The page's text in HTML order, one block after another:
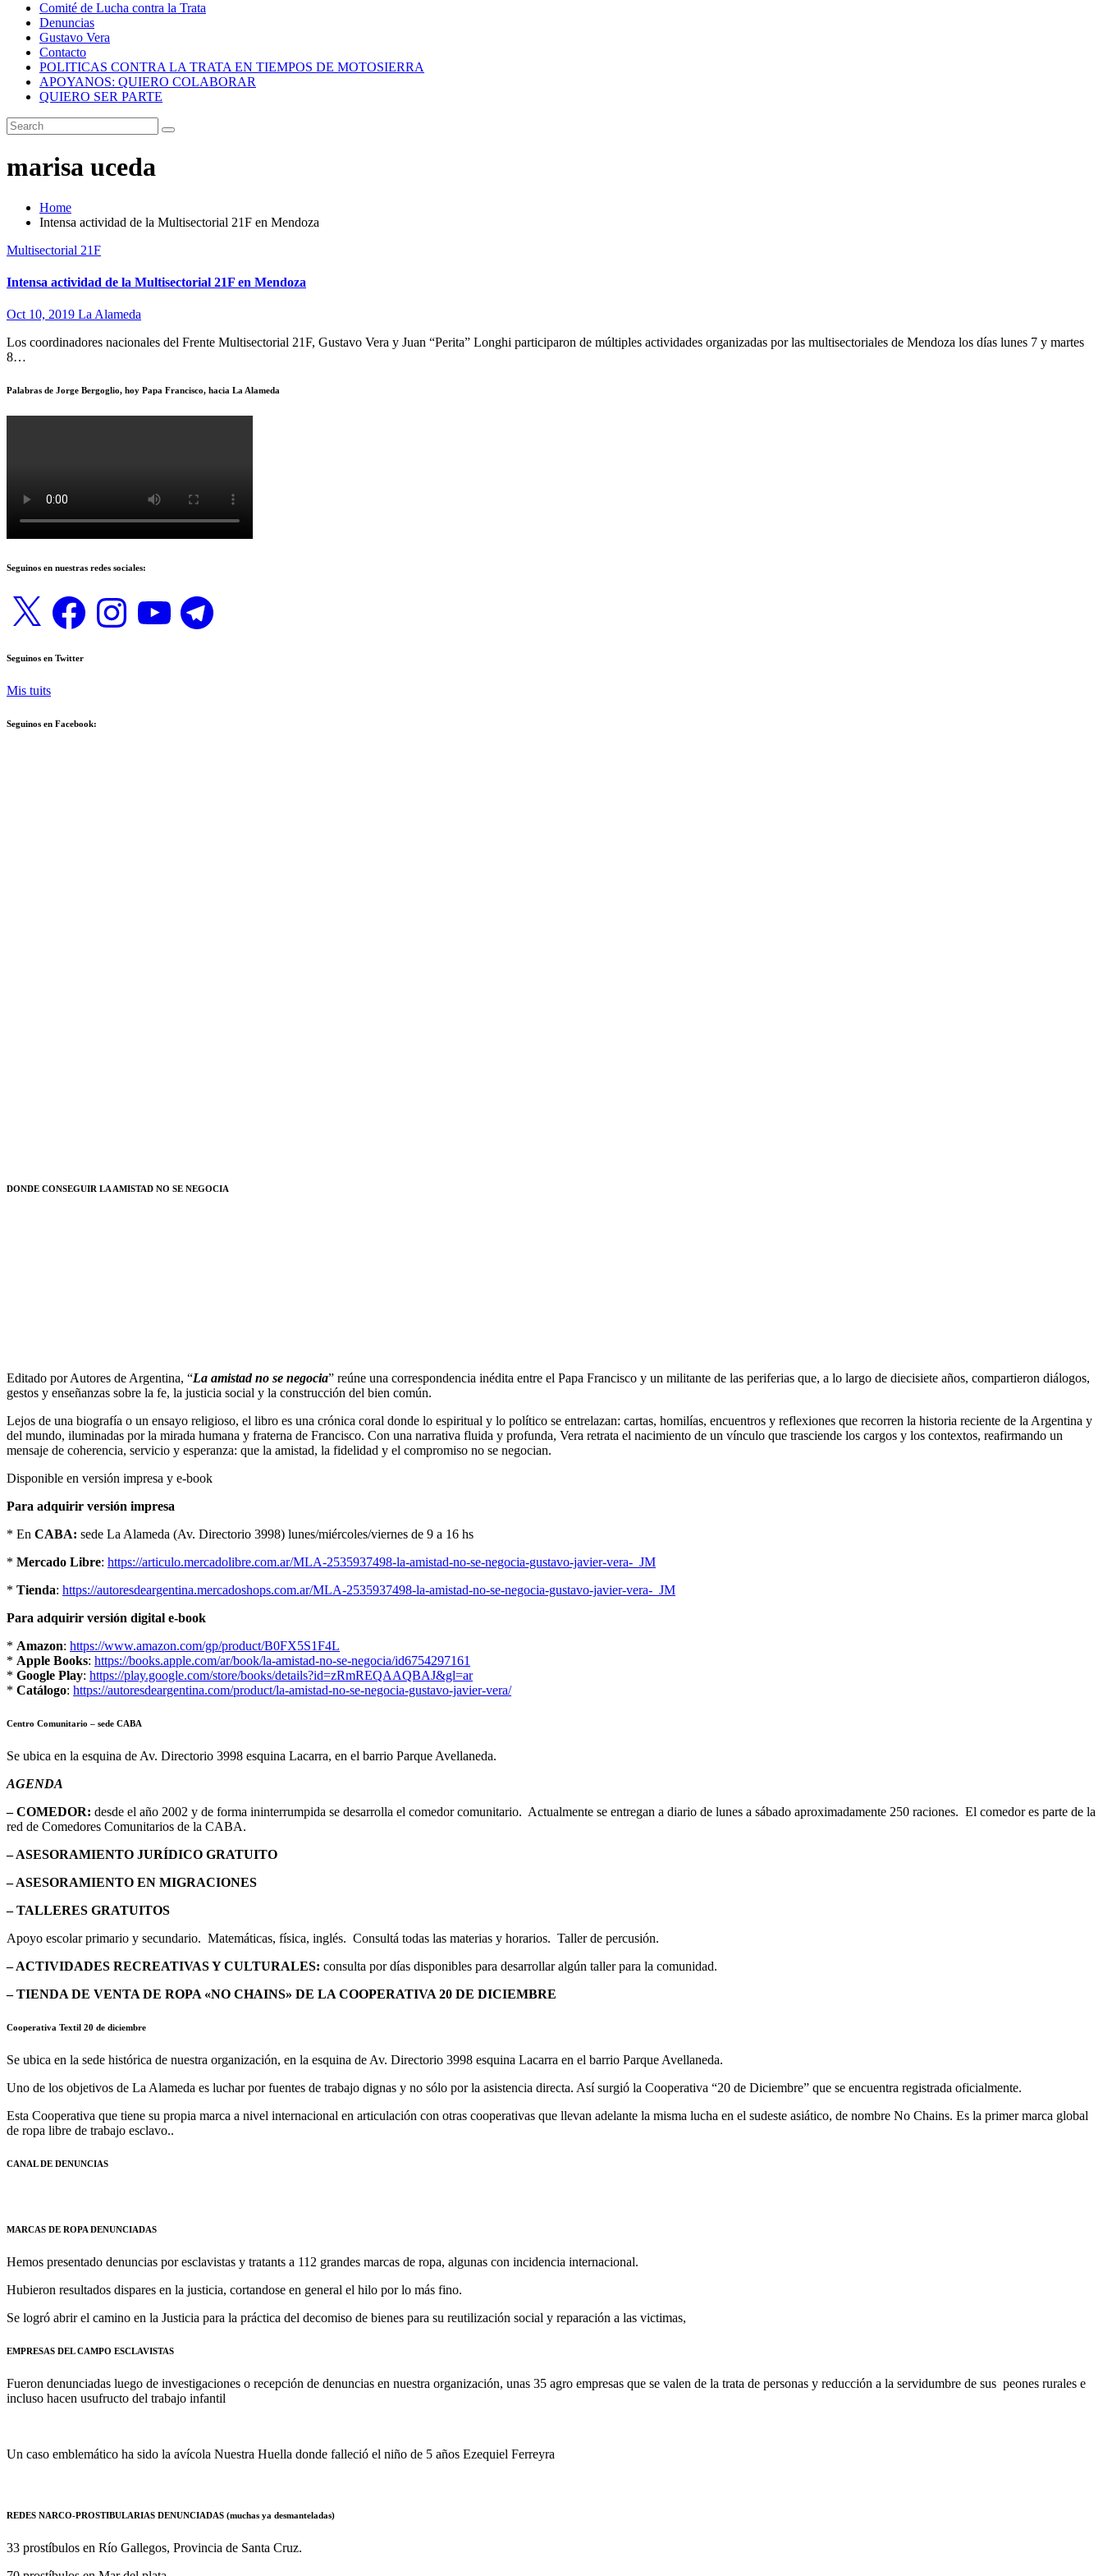
Comité de Lucha contra la Trata
Denuncias
Gustavo Vera
Contacto
POLITICAS CONTRA LA TRATA EN TIEMPOS DE MOTOSIERRA
APOYANOS: QUIERO COLABORAR
QUIERO SER PARTE
marisa uceda
Home
Intensa actividad de la Multisectorial 21F en Mendoza
Multisectorial 21F
Intensa actividad de la Multisectorial 21F en Mendoza
Oct 10, 2019 La Alameda
Los coordinadores nacionales del Frente Multisectorial 21F, Gustavo Vera y Juan “Perita” Longhi participaron de múltiples actividades organizadas por las multisectoriales de Mendoza los días lunes 7 y martes
8…
Palabras de Jorge Bergoglio, hoy Papa Francisco, hacia La Alameda
Seguinos en nuestras redes sociales:
X FacebookInstagramYouTube Telegram
Seguinos en Twitter
Mis tuits
Seguinos en Facebook:
DONDE CONSEGUIR LA AMISTAD NO SE NEGOCIA
Editado por Autores de Argentina, “La amistad no se negocia” reúne una correspondencia inédita entre el Papa Francisco y un militante de las periferias que, a lo largo de diecisiete años, compartieron diálogos,
gestos y enseñanzas sobre la fe, la justicia social y la construcción del bien común.
Lejos de una biografía o un ensayo religioso, el libro es una crónica coral donde lo espiritual y lo político se entrelazan: cartas, homilías, encuentros y reflexiones que recorren la historia reciente de la Argentina y
del mundo, iluminadas por la mirada humana y fraterna de Francisco. Con una narrativa fluida y profunda, Vera retrata el nacimiento de un vínculo que trasciende los cargos y los contextos, reafirmando un
mensaje de coherencia, servicio y esperanza: que la amistad, la fidelidad y el compromiso no se negocian.
Disponible en versión impresa y e-book
Para adquirir versión impresa
* En CABA: sede La Alameda (Av. Directorio 3998) lunes/miércoles/viernes de 9 a 16 hs
* Mercado Libre: https://articulo.mercadolibre.com.ar/MLA-2535937498-la-amistad-no-se-negocia-gustavo-javier-vera-_JM
* Tienda: https://autoresdeargentina.mercadoshops.com.ar/MLA-2535937498-la-amistad-no-se-negocia-gustavo-javier-vera-_JM
Para adquirir versión digital e-book
* Amazon: https://www.amazon.com/gp/product/B0FX5S1F4L
* Apple Books: https://books.apple.com/ar/book/la-amistad-no-se-negocia/id6754297161
* Google Play: https://play.google.com/store/books/details?id=zRmREQAAQBAJ&gl=ar
* Catálogo: https://autoresdeargentina.com/product/la-amistad-no-se-negocia-gustavo-javier-vera/
Centro Comunitario – sede CABA
Se ubica en la esquina de Av. Directorio 3998 esquina Lacarra, en el barrio Parque Avellaneda.
AGENDA
– COMEDOR: desde el año 2002 y de forma ininterrumpida se desarrolla el comedor comunitario. Actualmente se entregan a diario de lunes a sábado aproximadamente 250 raciones. El comedor es parte de la
red de Comedores Comunitarios de la CABA.
– ASESORAMIENTO JURÍDICO GRATUITO
– ASESORAMIENTO EN MIGRACIONES
– TALLERES GRATUITOS
Apoyo escolar primario y secundario. Matemáticas, física, inglés. Consultá todas las materias y horarios. Taller de percusión.
– ACTIVIDADES RECREATIVAS Y CULTURALES: consulta por días disponibles para desarrollar algún taller para la comunidad.
– TIENDA DE VENTA DE ROPA «NO CHAINS» DE LA COOPERATIVA 20 DE DICIEMBRE
Cooperativa Textil 20 de diciembre
Se ubica en la sede histórica de nuestra organización, en la esquina de Av. Directorio 3998 esquina Lacarra en el barrio Parque Avellaneda.
Uno de los objetivos de La Alameda es luchar por fuentes de trabajo dignas y no sólo por la asistencia directa. Así surgió la Cooperativa “20 de Diciembre” que se encuentra registrada oficialmente.
Esta Cooperativa que tiene su propia marca a nivel internacional en articulación con otras cooperativas que llevan adelante la misma lucha en el sudeste asiático, de nombre No Chains. Es la primer marca global
de ropa libre de trabajo esclavo..
CANAL DE DENUNCIAS
MARCAS DE ROPA DENUNCIADAS
Hemos presentado denuncias por esclavistas y tratants a 112 grandes marcas de ropa, algunas con incidencia internacional.
Hubieron resultados dispares en la justicia, cortandose en general el hilo por lo más fino.
Se logró abrir el camino en la Justicia para la práctica del decomiso de bienes para su reutilización social y reparación a las victimas,
EMPRESAS DEL CAMPO ESCLAVISTAS
Fueron denunciadas luego de investigaciones o recepción de denuncias en nuestra organización, unas 35 agro empresas que se valen de la trata de personas y reducción a la servidumbre de sus peones rurales e
incluso hacen usufructo del trabajo infantil
Un caso emblemático ha sido la avícola Nuestra Huella donde falleció el niño de 5 años Ezequiel Ferreyra
REDES NARCO-PROSTIBULARIAS DENUNCIADAS (muchas ya desmanteladas)
33 prostíbulos en Río Gallegos, Provincia de Santa Cruz.